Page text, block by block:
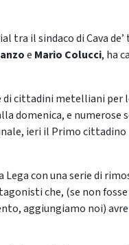
tra il sindaco di Cava
e Mario Colucci, ha
di cittadini metelliani
domenica, e numerose
ieri il Primo
con una serie di
che, (se non
aggiungiamo noi)